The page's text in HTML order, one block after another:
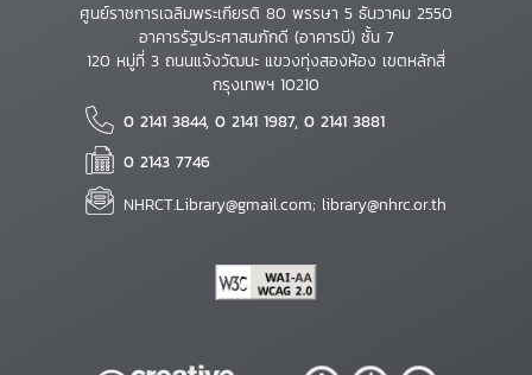
ศูนย์ราชการเฉลิมพระเกียรติ 80 พรรษา 5 ธันวาคม 2550
อาคารรัฐประศาสนภักดี (อาคารบี) ชั้น 7
120 หมู่ที่ 3 ถนนแจ้งวัฒนะ แขวงทุ่งสองห้อง เขตหลักสี่
กรุงเทพฯ 10210
0 2141 3844, 0 2141 1987, 0 2141 3881
0 2143 7746
NHRCT.Library@gmail.com; library@nhrc.or.th